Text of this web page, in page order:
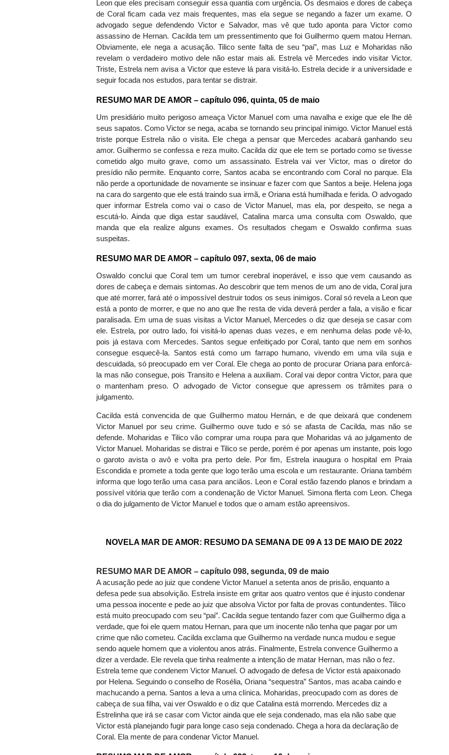
Leon que eles precisam conseguir essa quantia com urgência. Os desmaios e dores de cabeça
de Coral ficam cada vez mais frequentes, mas ela segue se negando a fazer um exame. O
advogado segue defendendo Victor e Salvador, mas vê que tudo aponta para Victor como
assassino de Hernan. Cacilda tem um pressentimento que foi Guilhermo quem matou Hernan.
Obviamente, ele nega a acusação. Tilico sente falta de seu “pai”, mas Luz e Moharidas não
revelam o verdadeiro motivo dele não estar mais ali. Estrela vê Mercedes indo visitar Victor.
Triste, Estrela nem avisa a Victor que esteve lá para visitá-lo. Estrela decide ir a universidade e
seguir focada nos estudos, para tentar se distrair.
RESUMO MAR DE AMOR – capítulo 096, quinta, 05 de maio
Um presidiário muito perigoso ameaça Victor Manuel com uma navalha e exige que ele lhe dê
seus sapatos. Como Victor se nega, acaba se tornando seu principal inimigo. Victor Manuel está
triste porque Estrela não o visita. Ele chega a pensar que Mercedes acabará ganhando seu
amor. Guilhermo se confessa e reza muito. Cacilda diz que ele tem se portado como se tivesse
cometido algo muito grave, como um assassinato. Estrela vai ver Victor, mas o diretor do
presídio não permite. Enquanto corre, Santos acaba se encontrando com Coral no parque. Ela
não perde a oportunidade de novamente se insinuar e fazer com que Santos a beije. Helena joga
na cara do sargento que ele está traindo sua irmã, e Oriana está humilhada e ferida. O advogado
quer informar Estrela como vai o caso de Victor Manuel, mas ela, por despeito, se nega a
escutá-lo. Ainda que diga estar saudável, Catalina marca uma consulta com Oswaldo, que
manda que ela realize alguns exames. Os resultados chegam e Oswaldo confirma suas
suspeitas.
RESUMO MAR DE AMOR – capítulo 097, sexta, 06 de maio
Oswaldo conclui que Coral tem um tumor cerebral inoperável, e isso que vem causando as
dores de cabeça e demais sintomas. Ao descobrir que tem menos de um ano de vida, Coral jura
que até morrer, fará até o impossível destruir todos os seus inimigos. Coral só revela a Leon que
está a ponto de morrer, e que no ano que lhe resta de vida deverá perder a fala, a visão e ficar
paralisada. Em uma de suas visitas a Victor Manuel, Mercedes o diz que deseja se casar com
ele. Estrela, por outro lado, foi visitá-lo apenas duas vezes, e em nenhuma delas pode vê-lo,
pois já estava com Mercedes. Santos segue enfeitiçado por Coral, tanto que nem em sonhos
consegue esquecê-la. Santos está como um farrapo humano, vivendo em uma vila suja e
descuidada, só preocupado em ver Coral. Ele chega ao ponto de procurar Oriana para enforcá-
la mas não consegue, pois Transito e Helena a auxiliam. Coral vai depor contra Victor, para que
o mantenham preso. O advogado de Victor consegue que apressem os trâmites para o
julgamento.
Cacilda está convencida de que Guilhermo matou Hernán, e de que deixará que condenem
Victor Manuel por seu crime. Guilhermo ouve tudo e só se afasta de Cacilda, mas não se
defende. Moharidas e Tilico vão comprar uma roupa para que Moharidas vá ao julgamento de
Victor Manuel. Moharidas se distrai e Tilico se perde, porém é por apenas um instante, pois logo
o garoto avista o avô e volta pra perto dele. Por fim, Estrela inaugura o hospital em Praia
Escondida e promete a toda gente que logo terão uma escola e um restaurante. Oriana também
informa que logo terão uma casa para anciãos. Leon e Coral estão fazendo planos e brindam a
possível vitória que terão com a condenação de Victor Manuel. Simona flerta com Leon. Chega
o dia do julgamento de Victor Manuel e todos que o amam estão apreensivos.
NOVELA MAR DE AMOR: RESUMO DA SEMANA DE 09 A 13 DE MAIO DE 2022
RESUMO MAR DE AMOR – capítulo 098, segunda, 09 de maio
A acusação pede ao juiz que condene Victor Manuel a setenta anos de prisão, enquanto a
defesa pede sua absolvição. Estrela insiste em gritar aos quatro ventos que é injusto condenar
uma pessoa inocente e pede ao juiz que absolva Victor por falta de provas contundentes. Tilico
está muito preocupado com seu “pai”. Cacilda segue tentando fazer com que Guilhermo diga a
verdade, que foi ele quem matou Hernan, para que um inocente não tenha que pagar por um
crime que não cometeu. Cacilda exclama que Guilhermo na verdade nunca mudou e segue
sendo aquele homem que a violentou anos atrás. Finalmente, Estrela convence Guilhermo a
dizer a verdade. Ele revela que tinha realmente a intenção de matar Hernan, mas não o fez.
Estrela teme que condenem Victor Manuel. O advogado de defesa de Victor está apaixonado
por Helena. Seguindo o conselho de Rosélia, Oriana “sequestra” Santos, mas acaba caindo e
machucando a perna. Santos a leva a uma clínica. Moharidas, preocupado com as dores de
cabeça de sua filha, vai ver Oswaldo e o diz que Catalina está morrendo. Mercedes diz a
Estrelinha que irá se casar com Victor ainda que ele seja condenado, mas ela não sabe que
Victor está planejando fugir para longe caso seja condenado. Chega a hora da declaração de
Coral. Ela mente de para condenar Victor Manuel.